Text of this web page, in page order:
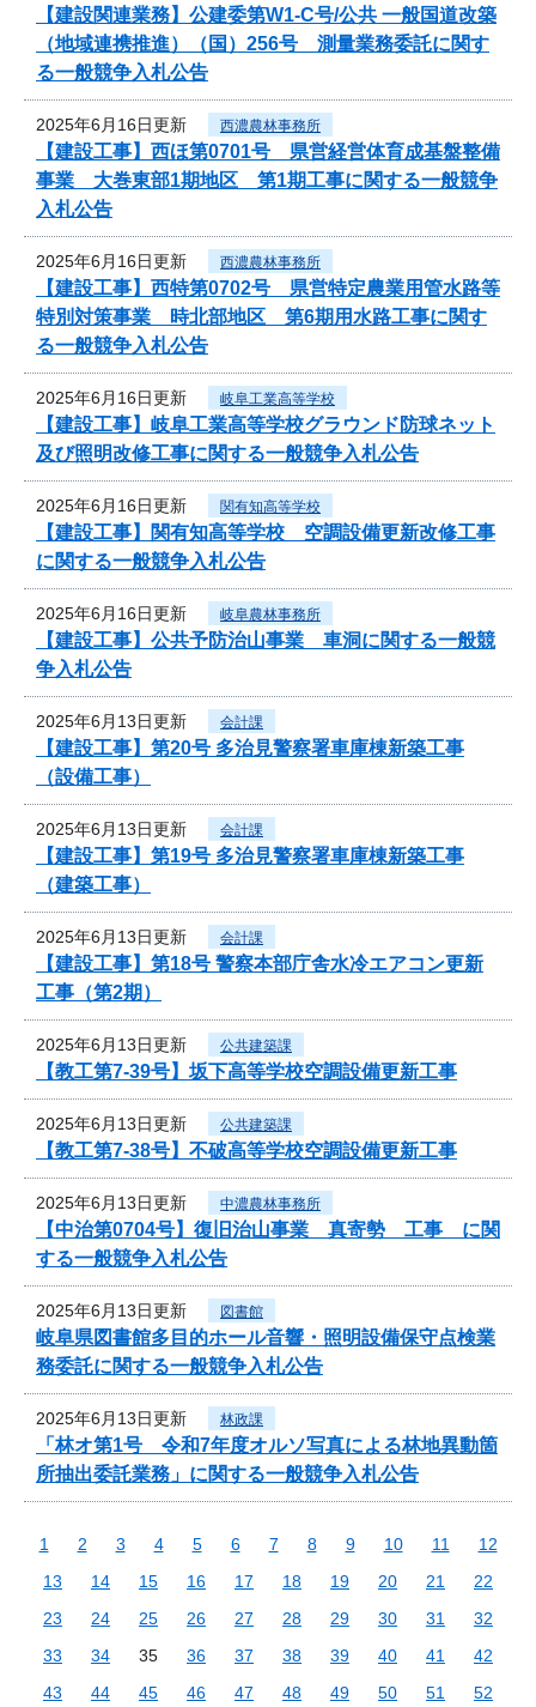
【建設関連業務】公建委第W1-C号/公共 一般国道改築
（地域連携推進）（国）256号 測量業務委託に関す
る一般競争入札公告
2025年6月16日更新 西濃農林事務所
【建設工事】西ほ第0701号 県営経営体育成基盤整備
事業 大巻東部1期地区 第1期工事に関する一般競争
入札公告
2025年6月16日更新 西濃農林事務所
【建設工事】西特第0702号 県営特定農業用管水路等
特別対策事業 時北部地区 第6期用水路工事に関す
る一般競争入札公告
2025年6月16日更新 岐阜工業高等学校
【建設工事】岐阜工業高等学校グラウンド防球ネット
及び照明改修工事に関する一般競争入札公告
2025年6月16日更新 関有知高等学校
【建設工事】関有知高等学校 空調設備更新改修工事
に関する一般競争入札公告
2025年6月16日更新 岐阜農林事務所
【建設工事】公共予防治山事業 車洞に関する一般競
争入札公告
2025年6月13日更新 会計課
【建設工事】第20号 多治見警察署車庫棟新築工事
（設備工事）
2025年6月13日更新 会計課
【建設工事】第19号 多治見警察署車庫棟新築工事
（建築工事）
2025年6月13日更新 会計課
【建設工事】第18号 警察本部庁舎水冷エアコン更新
工事（第2期）
2025年6月13日更新 公共建築課
【教工第7-39号】坂下高等学校空調設備更新工事
2025年6月13日更新 公共建築課
【教工第7-38号】不破高等学校空調設備更新工事
2025年6月13日更新 中濃農林事務所
【中治第0704号】復旧治山事業 真寄勢 工事 に関
する一般競争入札公告
2025年6月13日更新 図書館
岐阜県図書館多目的ホール音響・照明設備保守点検業
務委託に関する一般競争入札公告
2025年6月13日更新 林政課
「林オ第1号 令和7年度オルソ写真による林地異動箇
所抽出委託業務」に関する一般競争入札公告
1 2 3 4 5 6 7 8 9 10 11
12
13
14 15 16 17 18 19 20 21
22
23
24 25 26 27 28 29 30 31
32
33
34 35 36 37 38 39 40 41
42
43
44 45 46 47 48 49 50 51
52